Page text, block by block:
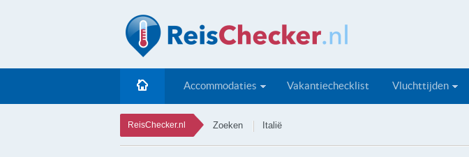
Accommodaties Vakantiechecklist Vluchttijden
ReisChecker.nl Zoeken Italië